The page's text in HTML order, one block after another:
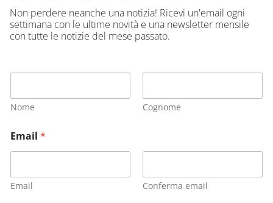
Non perdere neanche una notizia! Ricevi un'email ogni
settimana con le ultime novità e una newsletter mensile
con tutte le notizie del mese passato.
Nome Cognome
Email *
Email Conferma email